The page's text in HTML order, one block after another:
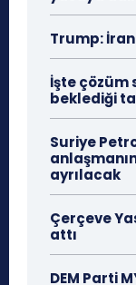
Trump:
İşte çözüm
beklediği
Suriye
ayrılacak
Çerçeve
attı
DEM Parti